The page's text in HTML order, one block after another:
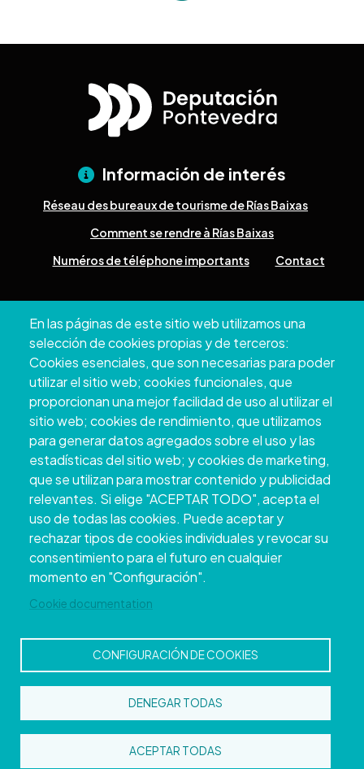
En las páginas de este sitio web utilizamos una
selección de cookies propias y de terceros:
Cookies esenciales, que son necesarias para poder
utilizar el sitio web; cookies funcionales, que
proporcionan una mejor facilidad de uso al utilizar el
sitio web; cookies de rendimiento, que utilizamos
para generar datos agregados sobre el uso y las
estadísticas del sitio web; y cookies de marketing,
que se utilizan para mostrar contenido y publicidad
relevantes. Si elige "ACEPTAR TODO", acepta el
uso de todas las cookies. Puede aceptar y
rechazar tipos de cookies individuales y revocar su
consentimiento para el futuro en cualquier
momento en "Configuración".
Cookie documentation
CONFIGURACIÓN DE COOKIES
DENEGAR TODAS
ACEPTAR TODAS
Información de interés
Réseau des bureaux de tourisme de Rías Baixas
Comment se rendre à Rías Baixas
Numéros de téléphone importants
Contact
Pontevedra
+34 986 804 100 | +34 986 804 124
Copyright © 2026. Conseil provincial de
Pontevedra.Tous droits réservés